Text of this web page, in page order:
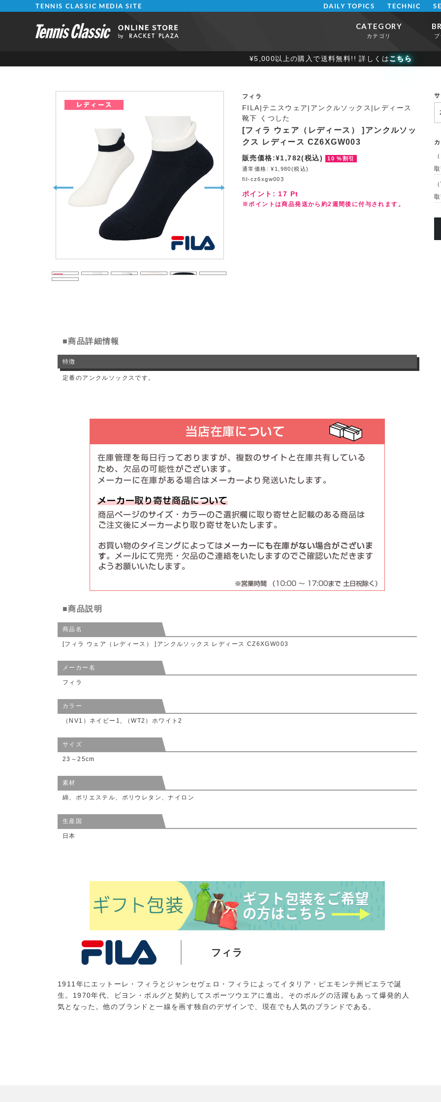
¥5,000以上の購入で送料無料!! 詳しくはこちら
TENNIS CLASSIC MEDIA SITE DAILY TOPICS TECHNIC
CATEGORY
カテゴリ
フィラ
FILA|テニスウェア|アンクルソックス|レディース
靴下 くつした
[フィラ ウェア（レディース） ]アンクルソッ
クス レディース CZ6XGW003
販売価格:¥1,782(税込)
10 %割引
通常価格: ¥1,980(税込)
fil-cz6xgw003
ポイント: 17 Pt
※ポイントは商品発送から約2週間後に付与されます。
■商品詳細情報
特徴
定番のアンクルソックスです。
■商品説明
商品名
[フィラ ウェア（レディース） ]アンクルソックス レディース CZ6XGW003
メーカー名
フィラ
カラー
（NV1）ネイビー1, （WT2）ホワイト2
サイズ
23～25cm
素材
綿、ポリエステル、ポリウレタン、ナイロン
生産国
日本
フィラ
1911年にエットーレ・フィラとジャンセヴェロ・フィラによってイタリア・ピエモンテ州ビエラで誕
生。1970年代、ビヨン・ボルグと契約してスポーツウエアに進出。そのボルグの活躍もあって爆発的人
気となった。他のブランドと一線を画す独自のデザインで、現在でも人気のブランドである。